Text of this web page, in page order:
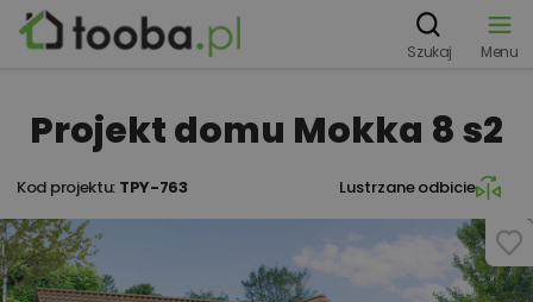
Szukaj Menu
Projekt domu Mokka 8 s2
Kod projektu: TPY-763 Lustrzane odbicie